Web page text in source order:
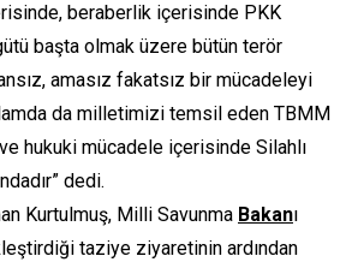
beraberlik içerisinde PKK
başta olmak üzere bütün terör
amasız fakatsız bir mücadeleyi
da milletimizi temsil eden TBMM
hukuki mücadele içerisinde Silahlı
dedi.
Kurtulmuş, Milli Savunma Bakanı
taziye ziyaretinin ardından